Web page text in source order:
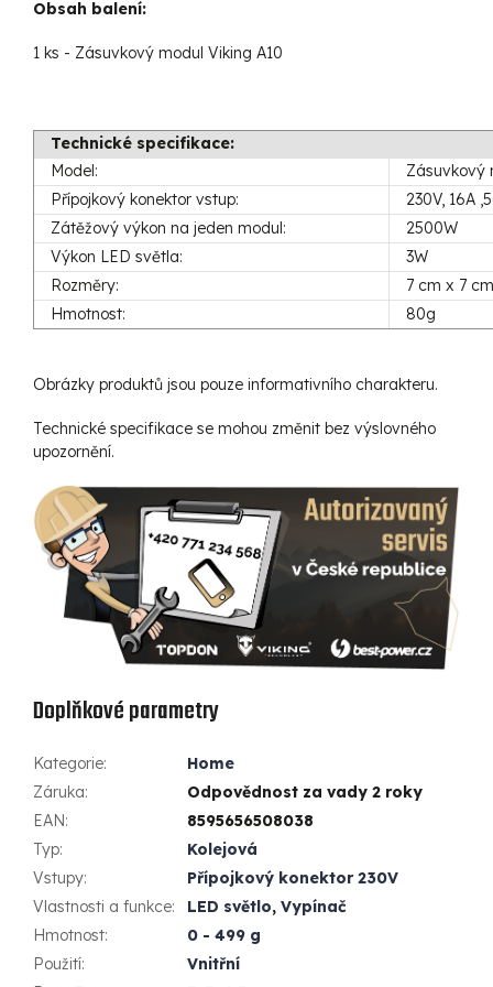
Obsah balení:
1 ks - Zásuvkový modul Viking A10
Technické specifikace:
Model:
Zásuvkový
Přípojkový konektor vstup:
230V, 16A
Zátěžový výkon na jeden modul:
2500W
Výkon LED světla:
3W
Rozměry:
7 cm x 7
Hmotnost:
80g
Obrázky produktů jsou pouze informativního charakteru.
Technické specifikace se mohou změnit bez výslovného
upozornění.
Doplňkové parametry
Kategorie:
Home
Záruka:
Odpovědnost za vady 2 roky
EAN:
8595656508038
Typ:
Kolejová
Vstupy:
Přípojkový konektor 230V
Vlastnosti a funkce: LED světlo, Vypínač
Hmotnost:
0 - 499 g
Použití:
Vnitřní